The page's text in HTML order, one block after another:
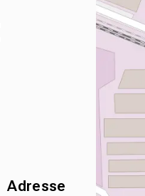
Adresse